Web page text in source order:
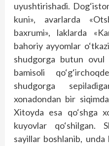
uyushtirishadi.
kuni», avarlarda
baxrumi», laklarda
bahoriy ayyomlar
shudgorga butun ovul
bamisoli
shudgorga
xonadondan bir
Xitoyda esa qo‘shga
kuyovlar qo‘shilgan.
sayillar boshlanib, unda